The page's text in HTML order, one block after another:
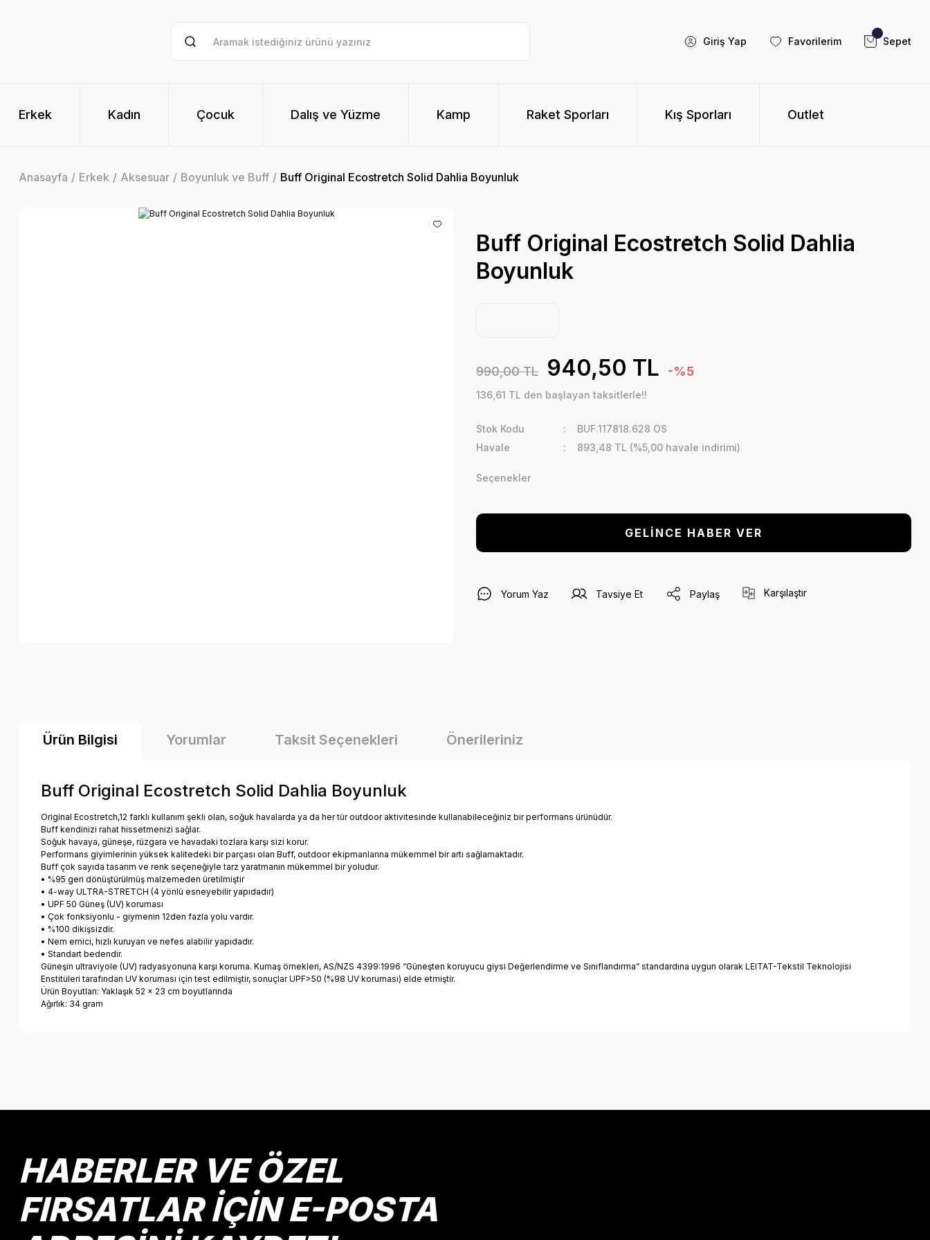
Giriş Yap Favorilerim Sepet
Erkek Kadın Çocuk Dalış ve Yüzme Kamp Raket Sporları Kış Sporları Outlet
Anasayfa Erkek Aksesuar Boyunluk ve Buff Buff Original Ecostretch Solid Dahlia Boyunluk
Buff Original Ecostretch Solid Dahlia
Boyunluk
990,00 TL 940,50 TL -%5
136,61 TL den başlayan taksitlerle!!
Stok Kodu
BUF.117818.628 OS
Havale
893,48 TL (%5,00 havale indirimi)
Seçenekler
GELİNCE HABER VER
Yorum Yaz Tavsiye Et Paylaş Karşılaştır
Ürün Bilgisi Yorumlar Taksit Seçenekleri Önerileriniz
Buff Original Ecostretch Solid Dahlia Boyunluk
Original Ecostretch,12 farklı kullanım şekli olan, soğuk havalarda ya da her tür outdoor aktivitesinde kullanabileceğiniz bir performans ürünüdür.
Buff kendinizi rahat hissetmenizi sağlar.
Soğuk havaya, güneşe, rüzgara ve havadaki tozlara karşı sizi korur.
Performans giyimlerinin yüksek kalitedeki bir parçası olan Buff, outdoor ekipmanlarına mükemmel bir artı sağlamaktadır.
Buff çok sayıda tasarım ve renk seçeneğiyle tarz yaratmanın mükemmel bir yoludur.
• %95 geri dönüştürülmüş malzemeden üretilmiştir
• 4-way ULTRA-STRETCH (4 yönlü esneyebilir yapıdadır)
• UPF 50 Güneş (UV) koruması
• Çok fonksiyonlu - giymenin 12den fazla yolu vardır.
• %100 dikişsizdir.
• Nem emici, hızlı kuruyan ve nefes alabilir yapıdadır.
• Standart bedendir.
Güneşin ultraviyole (UV) radyasyonuna karşı koruma. Kumaş örnekleri, AS/NZS 4399:1996 “Güneşten koruyucu giysi Değerlendirme ve Sınıflandırma” standardına uygun olarak LEITAT-Tekstil Teknolojisi
Enstitüleri tarafından UV koruması için test edilmiştir, sonuçlar UPF>50 (%98 UV koruması) elde etmiştir.
Ürün Boyutları: Yaklaşık 52 x 23 cm boyutlarında
Ağırlık: 34 gram
Ürün resmi kalitesiz, bozuk veya görüntülenemiyor.
Ürün fiyatı diğer sitelerden daha pahalı.
HABERLER VE ÖZEL
FIRSATLAR İÇİN E-POSTA